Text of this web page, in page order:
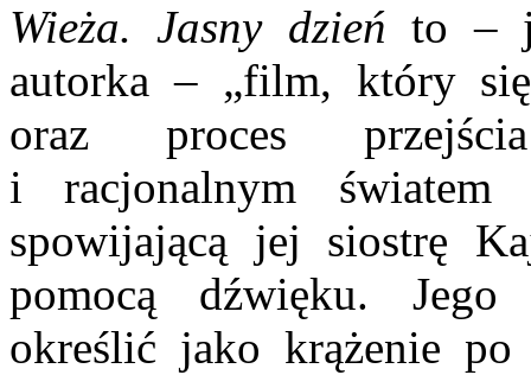
Wieża. Jasny dzieńto –
autorka – „film, który się
oraz proces
i racjonalnym
spowijającą jej siostrę
pomocą dźwięku.
określić jako krążenie